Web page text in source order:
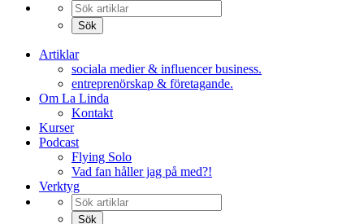
Artiklar
sociala medier & influencer business.
entreprenörskap & företagande.
Om La Linda
Kontakt
Kurser
Podcast
Flying Solo
Vad fan håller jag på med?!
Verktyg